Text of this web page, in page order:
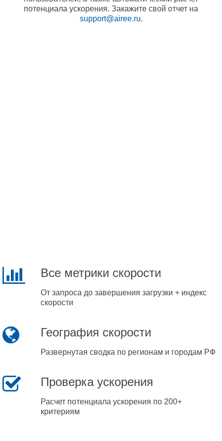
потенциала ускорения. Закажите свой отчет на
support@airee.ru.
Все метрики скорости
От запроса до завершения загрузки + индекс
скорости
География скорости
Развернутая сводка по регионам и городам РФ
Проверка ускорения
Расчет потенциала ускорения по 200+
критериям